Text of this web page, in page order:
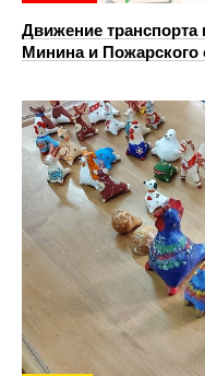
Движение
Минина и Пожарского